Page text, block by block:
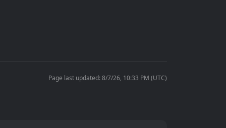
Page last updated: 8/7/26, 10:33 PM (UTC)